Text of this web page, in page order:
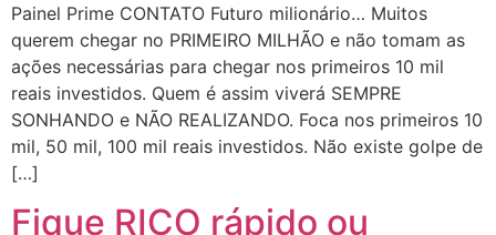
Painel Prime CONTATO Futuro milionário… Muitos
querem chegar no PRIMEIRO MILHÃO e não tomam as
ações necessárias para chegar nos primeiros 10 mil
reais investidos. Quem é assim viverá SEMPRE
SONHANDO e NÃO REALIZANDO. Foca nos primeiros 10
mil, 50 mil, 100 mil reais investidos. Não existe golpe de
[…]
Fique RICO rápido ou